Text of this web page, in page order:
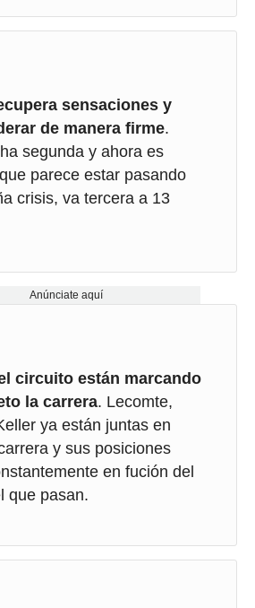
sensaciones y
de manera firme.
segunda y ahora es
parece estar pasando
crisis, va tercera a 13
Anúnciate aquí
circuito están marcando
la carrera. Lecomte,
ya están juntas en
y sus posiciones
en fución del
que pasan.